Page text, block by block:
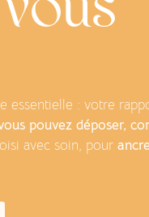
essentielle : votre
pouvez déposer,
avec soin, pour